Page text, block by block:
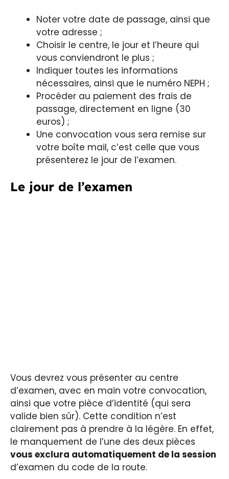
Noter votre date de passage, ainsi que
votre adresse ;
Choisir le centre, le jour et l’heure qui
vous conviendront le plus ;
Indiquer toutes les informations
nécessaires, ainsi que le numéro NEPH ;
Procéder au paiement des frais de
passage, directement en ligne (30
euros) ;
Une convocation vous sera remise sur
votre boîte mail, c’est celle que vous
présenterez le jour de l’examen.
Le jour de l’examen
Vous devrez vous présenter au centre
d’examen, avec en main votre convocation,
ainsi que votre pièce d’identité (qui sera
valide bien sûr). Cette condition n’est
clairement pas à prendre à la légère. En effet,
le manquement de l’une des deux pièces
vous exclura automatiquement de la session
d’examen du code de la route.